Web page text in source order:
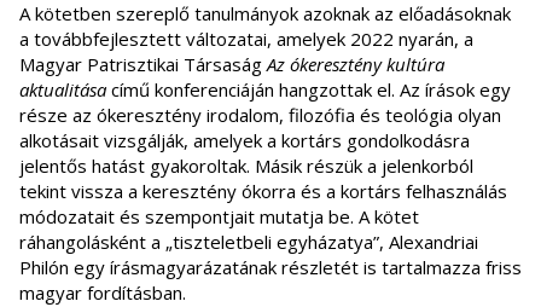
A kötetben szereplő tanulmányok azoknak az előadásoknak
a továbbfejlesztett változatai, amelyek 2022 nyarán, a
Magyar Patrisztikai TársaságAz ókeresztény kultúra
aktualitása című konferenciáján hangzottak el. Az írások egy
része az ókeresztény irodalom, filozófia és teológia olyan
alkotásait vizsgálják, amelyek a kortárs gondolkodásra
jelentős hatást gyakoroltak. Másik részük a jelenkorból
tekint vissza a keresztény ókorra és a kortárs felhasználás
módozatait és szempontjait mutatja be. A kötet
ráhangolásként a „tiszteletbeli egyházatya”, Alexandriai
Philón egy írásmagyarázatának részletét is tartalmazza friss
magyar fordításban.